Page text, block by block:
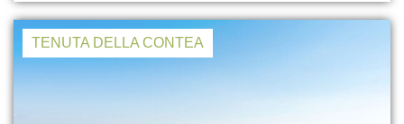
TENUTA DELLA CONTEA